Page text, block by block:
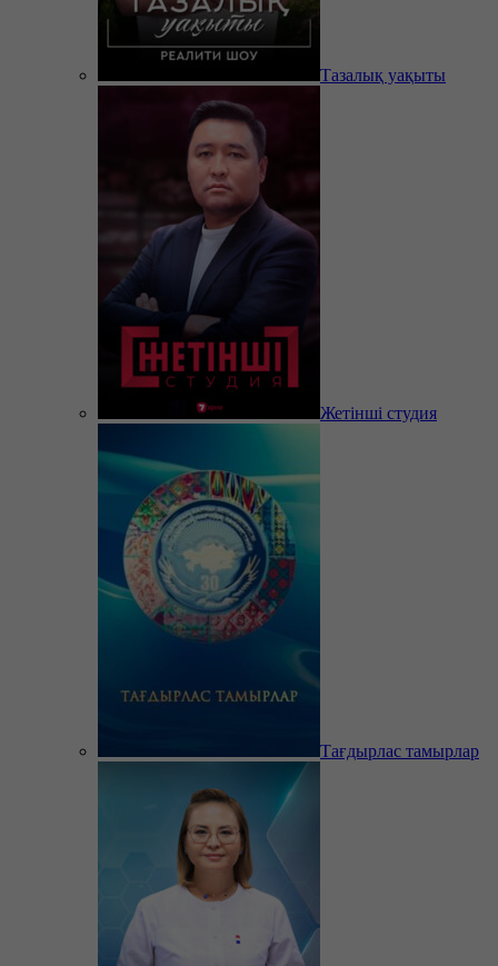
Тазалық уақыты
Жетінші студия
Тағдырлас тамырлар